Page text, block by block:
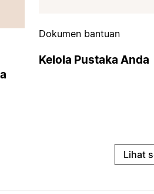
Dokumen bantuan
Kelola Pustaka Anda
Lihat